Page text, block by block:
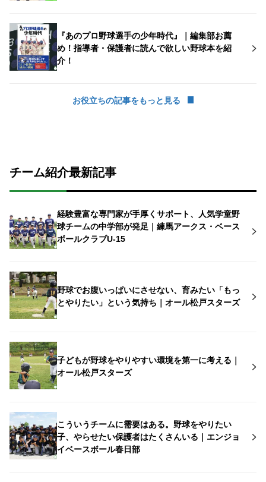
『あのプロ野球選手の少年時代』｜編集部お薦
め！指導者・保護者に読んで欲しい野球本を紹
介！
お役立ちの記事をもっと見る
チーム紹介最新記事
経験豊富な専門家が手厚くサポート、人気学童野
球チームの中学部が発足｜練馬アークス・ベース
ボールクラブU-15
野球でお腹いっぱいにさせない、育みたい「もっ
とやりたい」という気持ち｜オール松戸スターズ
子どもが野球をやりやすい環境を第一に考える｜
オール松戸スターズ
こういうチームに需要はある。野球をやりたい
子、やらせたい保護者はたくさんいる｜エンジョ
イベースボール春日部